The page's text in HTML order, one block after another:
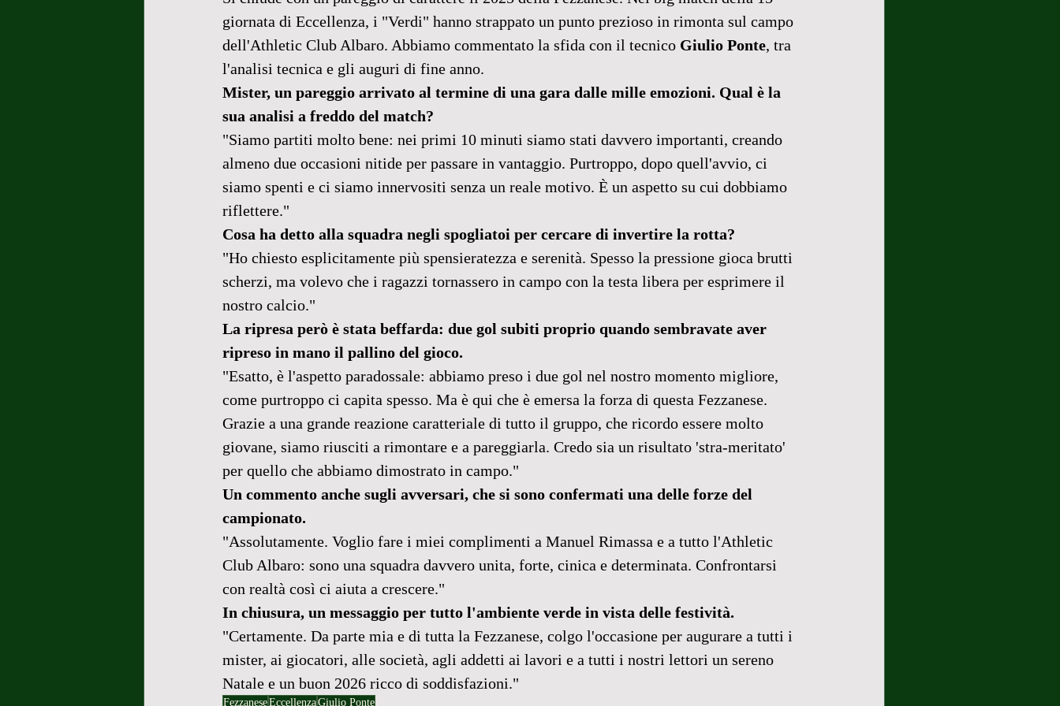
giornata di Eccellenza, i "Verdi" hanno strappato un punto prezioso in rimonta sul campo
dell'Athletic Club Albaro. Abbiamo commentato la sfida con il tecnico Giulio Ponte, tra
l'analisi tecnica e gli auguri di fine anno.
Mister, un pareggio arrivato al termine di una gara dalle mille emozioni. Qual è la
sua analisi a freddo del match?
"Siamo partiti molto bene: nei primi 10 minuti siamo stati davvero importanti, creando
almeno due occasioni nitide per passare in vantaggio. Purtroppo, dopo quell'avvio, ci
siamo spenti e ci siamo innervositi senza un reale motivo. È un aspetto su cui dobbiamo
riflettere."
Cosa ha detto alla squadra negli spogliatoi per cercare di invertire la rotta?
"Ho chiesto esplicitamente più spensieratezza e serenità. Spesso la pressione gioca brutti
scherzi, ma volevo che i ragazzi tornassero in campo con la testa libera per esprimere il
nostro calcio."
La ripresa però è stata beffarda: due gol subiti proprio quando sembravate aver
ripreso in mano il pallino del gioco.
"Esatto, è l'aspetto paradossale: abbiamo preso i due gol nel nostro momento migliore,
come purtroppo ci capita spesso. Ma è qui che è emersa la forza di questa Fezzanese.
Grazie a una grande reazione caratteriale di tutto il gruppo, che ricordo essere molto
giovane, siamo riusciti a rimontare e a pareggiarla. Credo sia un risultato 'stra-meritato'
per quello che abbiamo dimostrato in campo."
Un commento anche sugli avversari, che si sono confermati una delle forze del
campionato.
"Assolutamente. Voglio fare i miei complimenti a Manuel Rimassa e a tutto l'Athletic
Club Albaro: sono una squadra davvero unita, forte, cinica e determinata. Confrontarsi
con realtà così ci aiuta a crescere."
In chiusura, un messaggio per tutto l'ambiente verde in vista delle festività.
"Certamente. Da parte mia e di tutta la Fezzanese, colgo l'occasione per augurare a tutti i
mister, ai giocatori, alle società, agli addetti ai lavori e a tutti i nostri lettori un sereno
Natale e un buon 2026 ricco di soddisfazioni."
FezzaneseEccellenzaGiulio Ponte